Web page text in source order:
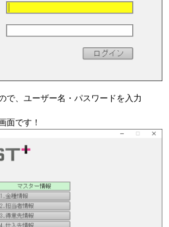
で、ユーザー名・パスワードを入力
面です！